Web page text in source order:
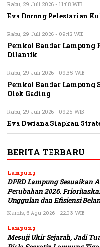
Rabu, 29 Juli 2026 - 11:08 WIB
Eva Dorong Pelestarian
Rabu, 29 Juli 2026 - 09:42 WIB
Pemkot Bandar Lampung
Dilantik
Rabu, 29 Juli 2026 - 09:35 WIB
Pemkot Bandar
Olok Gading
Rabu, 29 Juli 2026 - 09:25 WIB
Eva Dwiana Siapkan
BERITA TERBARU
Lampung
DPRD Lampung Sesuaikan
Perubahan 2026,
Unggulan dan Efisiensi
Kamis, 6 Agu 2026 - 22:03 WIB
Lampung
Mesuji Ukir Sejarah, Jadi